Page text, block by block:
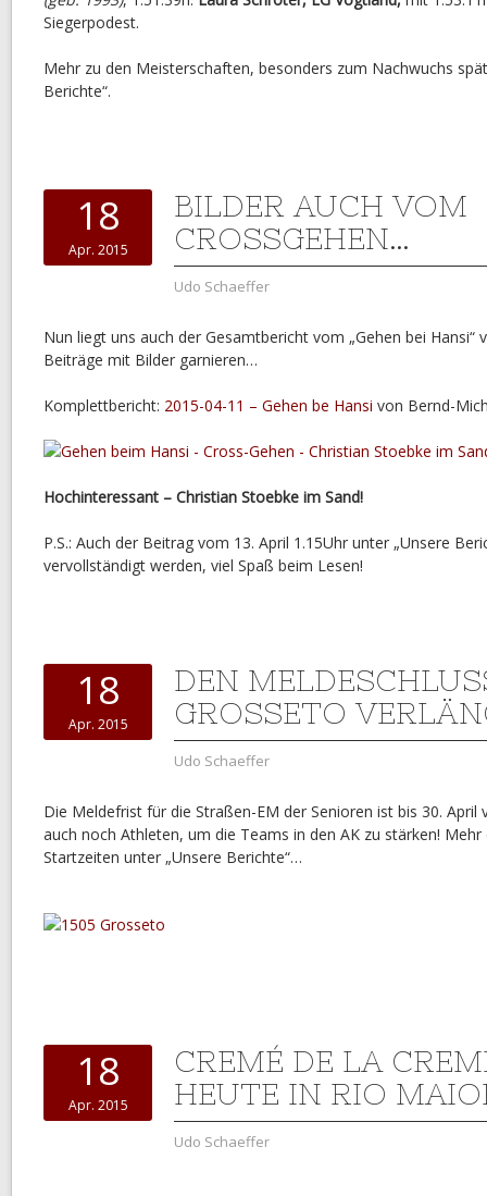
Siegerpodest.
Mehr zu den Meisterschaften, besonders zum Nachwuchs
Berichte“.
18
Apr. 2015
BILDER AUCH VOM
CROSSGEHEN…
Udo Schaeffer
Nun liegt uns auch der Gesamtbericht vom „Gehen bei Hansi“
Beiträge mit Bilder garnieren…
Komplettbericht: 2015-04-11 – Gehen be Hansi von Bernd-
Hochinteressant – Christian Stoebke im Sand!
P.S.: Auch der Beitrag vom 13. April 1.15Uhr unter „Unsere
vervollständigt werden, viel Spaß beim Lesen!
18
Apr. 2015
DEN
GROSSETO
Udo Schaeffer
Die Meldefrist für die Straßen-EM der Senioren ist bis 30. April
auch noch Athleten, um die Teams in den AK zu stärken! Mehr
Startzeiten unter „Unsere Berichte“…
18
Apr. 2015
CREMÉ DE LA
HEUTE IN RIO
Udo Schaeffer